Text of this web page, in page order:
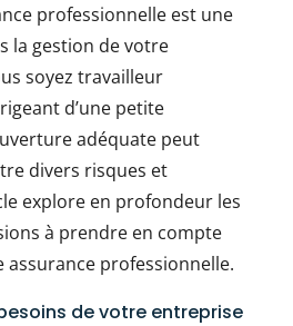
professionnelle est une
la gestion de votre
soyez travailleur
d’une petite
adéquate peut
divers risques et
explore en profondeur les
à prendre en compte
assurance professionnelle.
de votre entreprise